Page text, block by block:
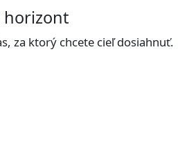
horizont
za ktorý chcete cieľ dosiahnuť.